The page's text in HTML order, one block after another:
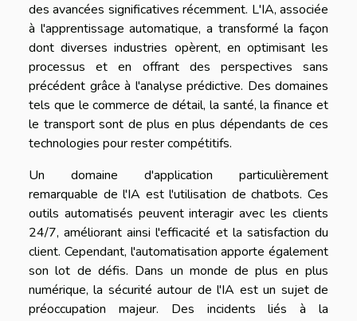
des avancées significatives récemment. L'IA, associée
à l'apprentissage automatique, a transformé la façon
dont diverses industries opèrent, en optimisant les
processus et en offrant des perspectives sans
précédent grâce à l'analyse prédictive. Des domaines
tels que le commerce de détail, la santé, la finance et
le transport sont de plus en plus dépendants de ces
technologies pour rester compétitifs.
Un domaine d'application particulièrement
remarquable de l'IA est l'utilisation de chatbots. Ces
outils automatisés peuvent interagir avec les clients
24/7, améliorant ainsi l'efficacité et la satisfaction du
client. Cependant, l'automatisation apporte également
son lot de défis. Dans un monde de plus en plus
numérique, la sécurité autour de l'IA est un sujet de
préoccupation majeur. Des incidents liés à la